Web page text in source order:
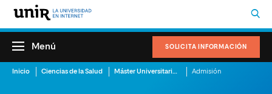
SOLICITA INFORMACIÓN
Menú
Inicio Ciencias de la Salud Máster Universitario en Bioinformática Admisión